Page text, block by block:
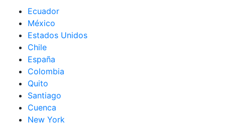
Ecuador
México
Estados Unidos
Chile
España
Colombia
Quito
Santiago
Cuenca
New York